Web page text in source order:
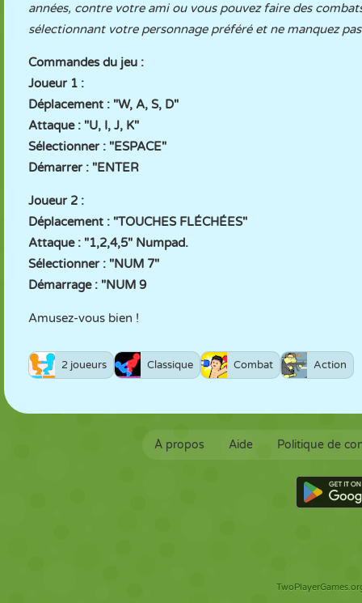
années, contre votre ami ou vous pouvez faire des
sélectionnant votre personnage préféré et ne manquez
Commandes du jeu :
Joueur 1 :
Déplacement : "W, A, S, D"
Attaque : "U, I, J, K"
Sélectionner : "ESPACE"
Démarrer : "ENTER
Joueur 2 :
Déplacement : "TOUCHES FLÉCHÉES"
Attaque : "1,2,4,5" Numpad.
Sélectionner : "NUM 7"
Démarrage : "NUM 9
Amusez-vous bien !
2 joueurs Classique Combat Action
À propos Aide Politique de